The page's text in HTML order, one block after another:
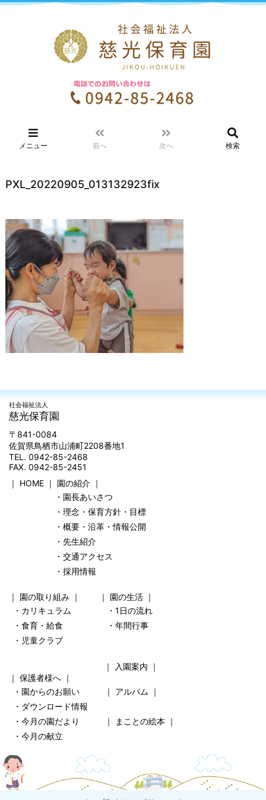
メニュー 前へ 次へ 検索
PXL_20220905_013132923fix
社会福祉法人
慈光保育園
〒841-0084
佐賀県鳥栖市山浦町2208番地1
TEL. 0942-85-2468
FAX. 0942-85-2451
｜ HOME ｜ 園の紹介 ｜
・園長あいさつ
・理念・保育方針・目標
・概要・沿革・情報公開
・先生紹介
・交通アクセス
・採用情報
｜ 園の取り組み ｜ ｜ 園の生活 ｜
・カリキュラム
・1日の流れ
・食育・給食
・年間行事
・児童クラブ
｜ 入園案内 ｜
｜ 保護者様へ ｜
・園からのお願い ｜ アルバム ｜
・ダウンロード情報
・今月の園だより
｜ まことの絵本 ｜
・今月の献立